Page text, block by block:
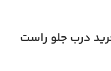
درب جلو راست